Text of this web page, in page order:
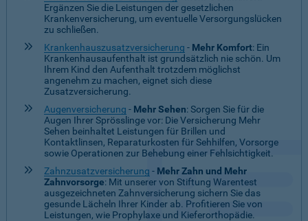
Ergänzen Sie die Leistungen der gesetzlichen
Krankenversicherung, um eventuelle Versorgungslücken
zu schließen.
Krankenhauszusatzversicherung - Mehr Komfort: Ein
Krankenhausaufenthalt ist grundsätzlich nie schön. Um
Ihrem Kind den Aufenthalt trotzdem möglichst
angenehm zu machen, eignet sich diese
Zusatzversicherung.
Augenversicherung - Mehr Sehen: Sorgen Sie für die
Augen Ihrer Sprösslinge vor: Die Versicherung Mehr
Sehen beinhaltet Leistungen für Brillen und
Kontaktlinsen, Reparaturkosten für Sehhilfen, Vorsorge
sowie Operationen zur Behebung einer Fehlsichtigkeit.
Zahnzusatzversicherung - Mehr Zahn und Mehr
Zahnvorsorge: Mit unserer von Stiftung Warentest
ausgezeichneten Zahnversicherung sichern Sie das
gesunde Lächeln Ihrer Kinder ab. Profitieren Sie von
Leistungen, wie Prophylaxe und Kieferorthopädie.